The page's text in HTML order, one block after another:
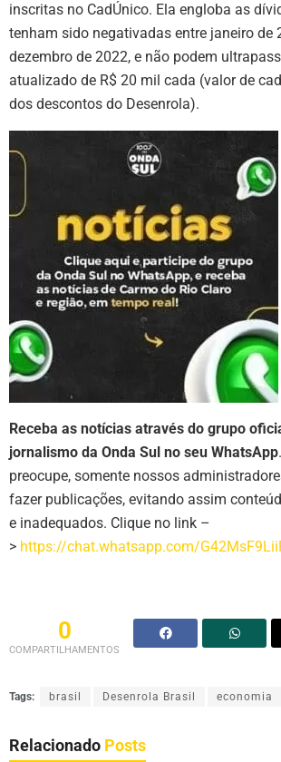
inscritas no CadÚnico. Ela engloba as
tenham sido negativadas entre janeiro de
dezembro de 2022, e não podem
atualizado de R$ 20 mil cada (valor de
dos descontos do Desenrola).
Receba as notícias através do grupo
jornalismo da Onda Sul no seu WhatsApp
preocupe, somente nossos
fazer publicações, evitando assim
e inadequados. Clique no link –
> https://chat.whatsapp.com/
0
COMPARTILHAMENTOS
Tags: brasil Desenrola Brasil economia
Relacionado Posts